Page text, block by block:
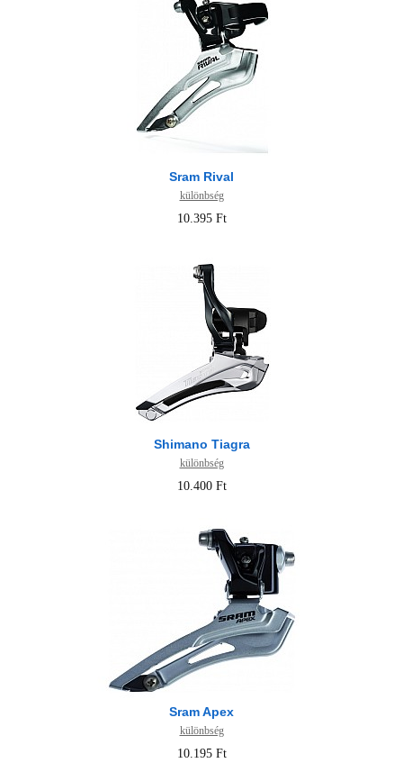
Sram Rival
különbség
10.395 Ft
Shimano Tiagra
különbség
10.400 Ft
Sram Apex
különbség
10.195 Ft